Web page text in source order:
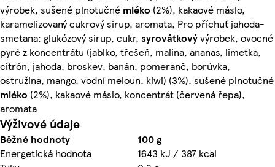
výrobek, sušené plnotučné mléko (2%), kakaové máslo,
karamelizovaný cukrový sirup, aromata, Pro příchuť jahoda-
smetana: glukózový sirup, cukr, syrovátkovývýrobek, ovocné
pyré z koncentrátu (jablko, třešeň, malina, ananas, limetka,
citrón, jahoda, broskev, banán, pomeranč, borůvka,
ostružina, mango, vodní meloun, kiwi) (3%), sušené plnotučné
mléko (2%), kakaové máslo, koncentrát (červená řepa),
aromata
Výživové údaje
Běžné hodnoty
100 g
Energetická hodnota
1643 kJ / 387 kcal